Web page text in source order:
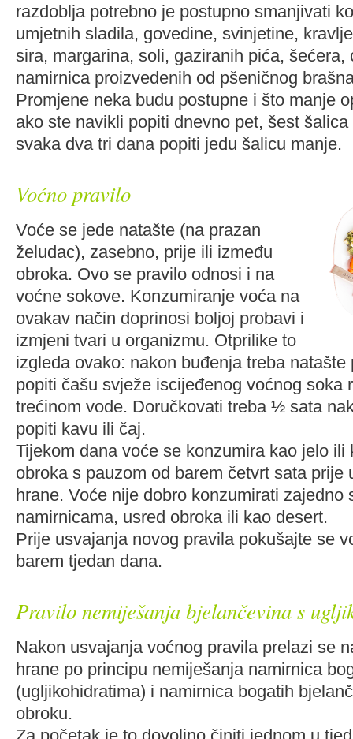
razdoblja potrebno je postupno smanjivati
umjetnih sladila, govedine, svinjetine,
sira, margarina, soli, gaziranih pića, šećera,
namirnica proizvedenih od pšeničnog
Promjene neka budu postupne i što manje
ako ste navikli popiti dnevno pet, šest
svaka dva tri dana popiti jedu šalicu manje.
Voćno pravilo
Voće se jede natašte (na prazan
želudac), zasebno, prije ili između
obroka. Ovo se pravilo odnosi i na
voćne sokove. Konzumiranje voća na
ovakav način doprinosi boljoj probavi i
izmjeni tvari u organizmu. Otprilike to
izgleda ovako: nakon buđenja treba
popiti čašu svježe iscijeđenog voćnog soka
trećinom vode. Doručkovati treba ½ sata
popiti kavu ili čaj.
Tijekom dana voće se konzumira kao jelo ili
obroka s pauzom od barem četvrt sata prije
hrane. Voće nije dobro konzumirati zajedno
namirnicama, usred obroka ili kao desert.
Prije usvajanja novog pravila pokušajte se
barem tjedan dana.
Pravilo nemiješanja bjelančevina s
Nakon usvajanja voćnog pravila prelazi se
hrane po principu nemiješanja namirnica
(ugljikohidratima) i namirnica bogatih
obroku.